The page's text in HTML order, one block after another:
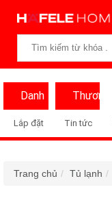
Danh
Mục
Thương
Hiệu
Lắp đặt Tin tức
Trang chủ Tủ lạnh